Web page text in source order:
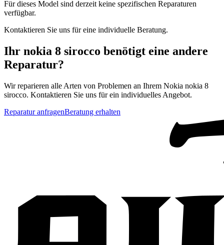
Für dieses Model sind derzeit keine spezifischen Reparaturen
verfügbar.
Kontaktieren Sie uns für eine individuelle Beratung.
Ihr nokia 8 sirocco benötigt eine andere
Reparatur?
Wir reparieren alle Arten von Problemen an Ihrem Nokia nokia 8
sirocco. Kontaktieren Sie uns für ein individuelles Angebot.
Reparatur anfragenBeratung erhalten